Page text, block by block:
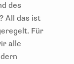
des
All das ist
Für
alle